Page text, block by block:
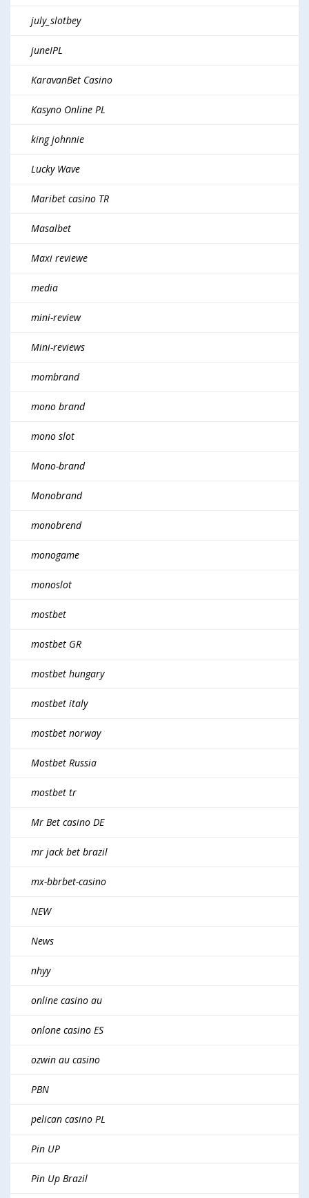
july_slotbey
juneIPL
KaravanBet Casino
Kasyno Online PL
king johnnie
Lucky Wave
Maribet casino TR
Masalbet
Maxi reviewe
media
mini-review
Mini-reviews
mombrand
mono brand
mono slot
Mono-brand
Monobrand
monobrend
monogame
monoslot
mostbet
mostbet GR
mostbet hungary
mostbet italy
mostbet norway
Mostbet Russia
mostbet tr
Mr Bet casino DE
mr jack bet brazil
mx-bbrbet-casino
NEW
News
nhyy
online casino au
onlone casino ES
ozwin au casino
PBN
pelican casino PL
Pin UP
Pin Up Brazil